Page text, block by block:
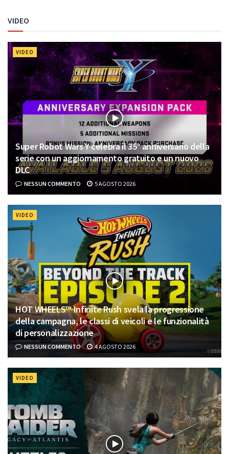
VIDEO
VIDEO
Super Robot Wars Y celebra il 35° anniversario della
serie con un aggiornamento gratuito e un nuovo
DLC
NESSUN COMMENTO 5 AGOSTO 2026
VIDEO
HOT WHEELS™ Infinite Rush svela la progressione
della campagna, le classi di veicoli e le funzionalità
di personalizzazione
NESSUN COMMENTO 4 AGOSTO 2026
VIDEO